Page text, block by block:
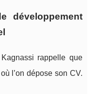
développement
rappelle que
l’on dépose son CV.